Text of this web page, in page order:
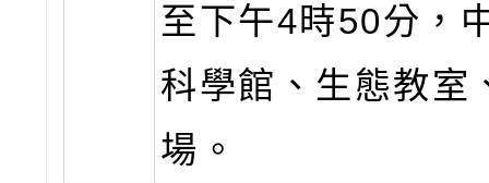
至下午4時50分，
科學館、生態教室
場。